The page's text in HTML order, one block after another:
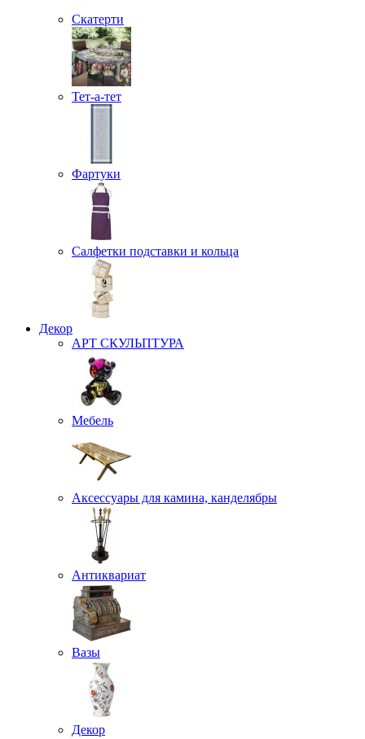
Скатерти
Тет-а-тет
Фартуки
Салфетки подставки и кольца
Декор
АРТ СКУЛЬПТУРА
Мебель
Аксессуары для камина, канделябры
Антиквариат
Вазы
Декор